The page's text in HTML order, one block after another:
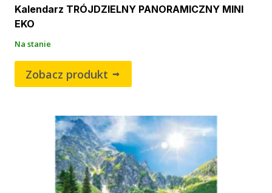
Kalendarz TRÓJDZIELNY PANORAMICZNY MINI
EKO
Na stanie
Zobacz produkt